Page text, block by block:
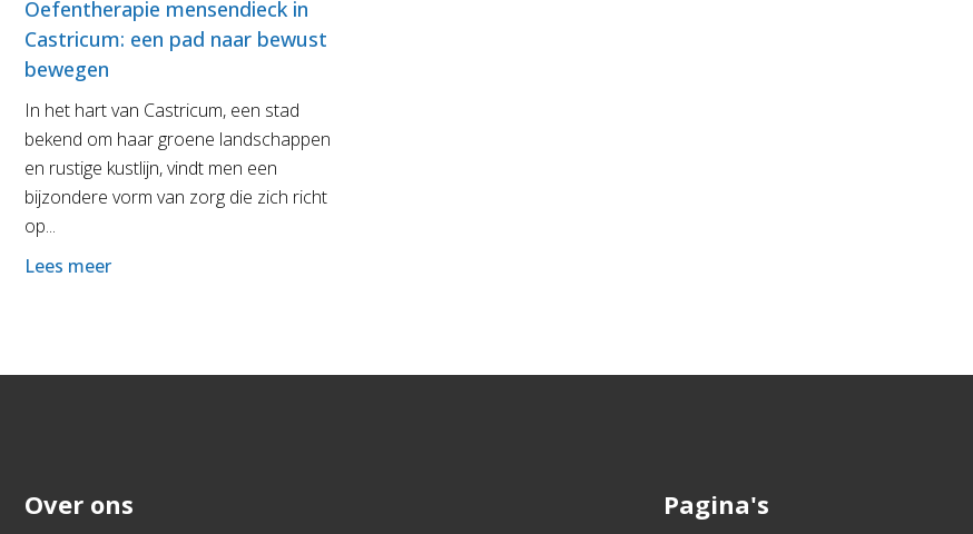
Oefentherapie mensendieck in
Castricum: een pad naar bewust
bewegen
In het hart van Castricum, een stad
bekend om haar groene landschappen
en rustige kustlijn, vindt men een
bijzondere vorm van zorg die zich richt
op...
Lees meer
Over ons Pagina's